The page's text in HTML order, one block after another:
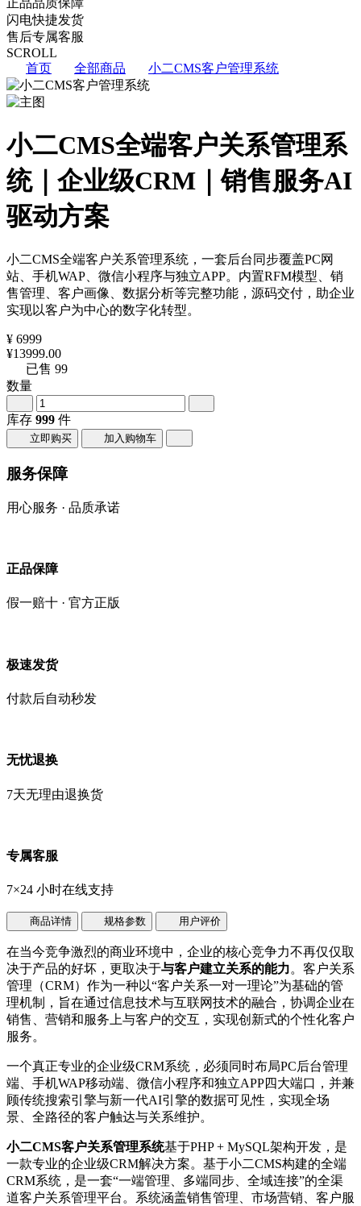
闪电快捷发货
售后专属客服
SCROLL
首页
全部商品 小二CMS客户管理系统
小二CMS全端客户关系管理系
统｜企业级CRM｜销售服务AI
驱动方案
小二CMS全端客户关系管理系统，一套后台同步覆盖PC网
站、手机WAP、微信小程序与独立APP。内置RFM模型、销
售管理、客户画像、数据分析等完整功能，源码交付，助企业
实现以客户为中心的数字化转型。
¥ 6999
¥13999.00
已售 99
数量
库存 999 件
立即购买 加入购物车
服务保障
用心服务 · 品质承诺
正品保障
假一赔十 · 官方正版
极速发货
付款后自动秒发
无忧退换
7天无理由退换货
专属客服
7×24 小时在线支持
商品详情 规格参数 用户评价
在当今竞争激烈的商业环境中，企业的核心竞争力不再仅仅取
决于产品的好坏，更取决于与客户建立关系的能力。客户关系
管理（CRM）作为一种以“客户关系一对一理论”为基础的管
理机制，旨在通过信息技术与互联网技术的融合，协调企业在
销售、营销和服务上与客户的交互，实现创新式的个性化客户
服务。
一个真正专业的企业级CRM系统，必须同时布局PC后台管理
端、手机WAP移动端、微信小程序和独立APP四大端口，并兼
顾传统搜索引擎与新一代AI引擎的数据可见性，实现全场
景、全路径的客户触达与关系维护。
小二CMS客户关系管理系统基于PHP + MySQL架构开发，是
一款专业的企业级CRM解决方案。基于小二CMS构建的全端
CRM系统，是一套“一端管理、多端同步、全域连接”的全渠
道客户关系管理平台。系统涵盖销售管理、市场营销、客户服